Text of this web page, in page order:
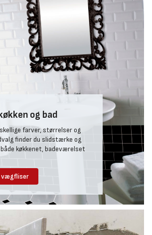
og bad
farver, størrelser og
finder du slidstærke og
køkkenet, badeværelset
vægfliser